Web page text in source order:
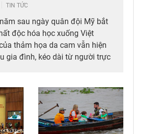
TIN TỨC
sau ngày quân đội Mỹ bắt
độc hóa học xuống Việt
thảm họa da cam vẫn hiện
gia đình, kéo dài từ người trực
án quốc tế mà còn cần được
chính sách đủ đầy hơn, để
ra trong hòa bình không bị
của cuộc chiến mình chưa